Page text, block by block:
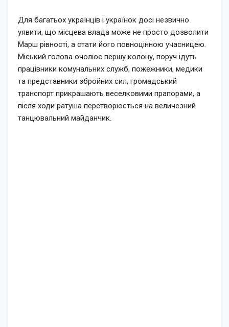
Для багатьох українців і українок досі незвично
уявити, що місцева влада може не просто дозволити
Марш рівності, а стати його повноцінною учасницею.
Міський голова очолює першу колону, поруч ідуть
працівники комунальних служб, пожежники, медики
та представники збройних сил, громадський
транспорт прикрашають веселковими прапорами, а
після ходи ратуша перетворюється на величезний
танцювальний майданчик.